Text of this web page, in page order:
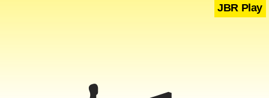
próximos
JBR Play